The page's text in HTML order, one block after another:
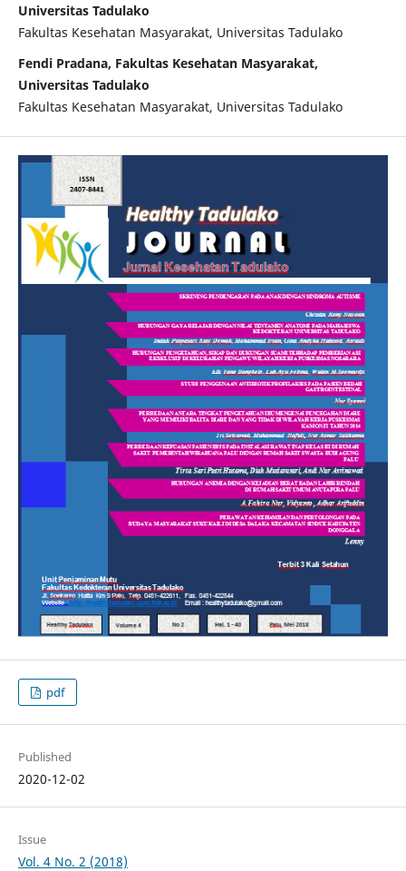
Universitas Tadulako
Fakultas Kesehatan Masyarakat, Universitas Tadulako
Fendi Pradana, Fakultas Kesehatan Masyarakat,
Universitas Tadulako
Fakultas Kesehatan Masyarakat, Universitas Tadulako
pdf
Published
2020-12-02
Issue
Vol. 4 No. 2 (2018)